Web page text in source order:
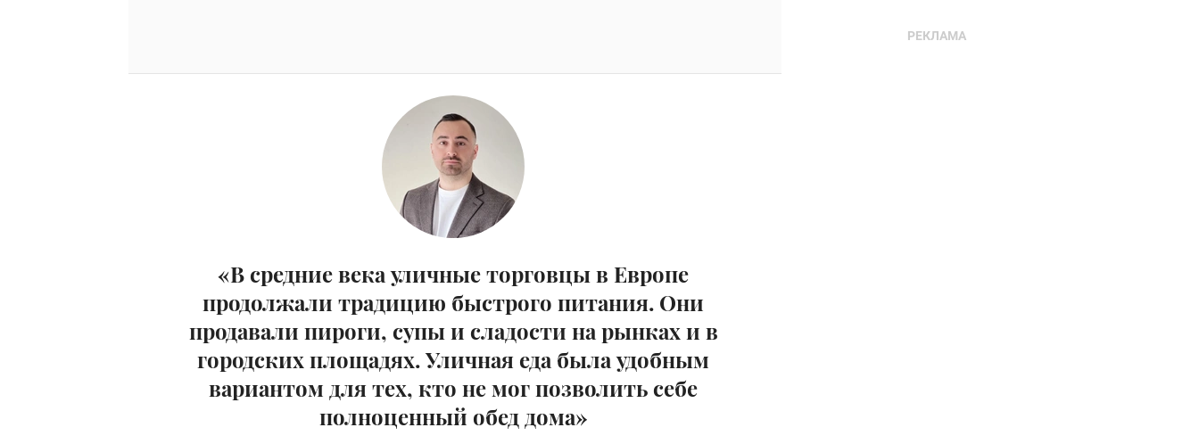
«В средние века уличные торговцы в Европе
продолжали традицию быстрого питания. Они
продавали пироги, супы и сладости на рынках и в
городских площадях. Уличная еда была удобным
вариантом для тех, кто не мог позволить себе
полноценный обед дома»